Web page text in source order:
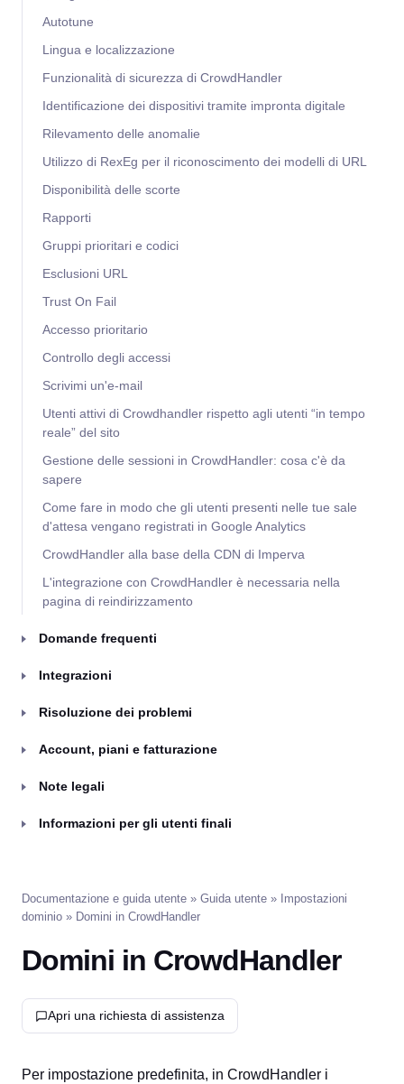
Autotune
Lingua e localizzazione
Funzionalità di sicurezza di CrowdHandler
Identificazione dei dispositivi tramite impronta digitale
Rilevamento delle anomalie
Utilizzo di RexEg per il riconoscimento dei modelli di URL
Disponibilità delle scorte
Rapporti
Gruppi prioritari e codici
Esclusioni URL
Trust On Fail
Accesso prioritario
Controllo degli accessi
Scrivimi un'e-mail
Utenti attivi di Crowdhandler rispetto agli utenti “in tempo
reale” del sito
Gestione delle sessioni in CrowdHandler: cosa c'è da
sapere
Come fare in modo che gli utenti presenti nelle tue sale
d'attesa vengano registrati in Google Analytics
CrowdHandler alla base della CDN di Imperva
L'integrazione con CrowdHandler è necessaria nella
pagina di reindirizzamento
Domande frequenti
Integrazioni
Risoluzione dei problemi
Account, piani e fatturazione
Note legali
Informazioni per gli utenti finali
Documentazione e guida utente » Guida utente » Impostazioni
dominio » Domini in CrowdHandler
Domini in CrowdHandler
Apri una richiesta di assistenza
Per impostazione predefinita, in CrowdHandler i